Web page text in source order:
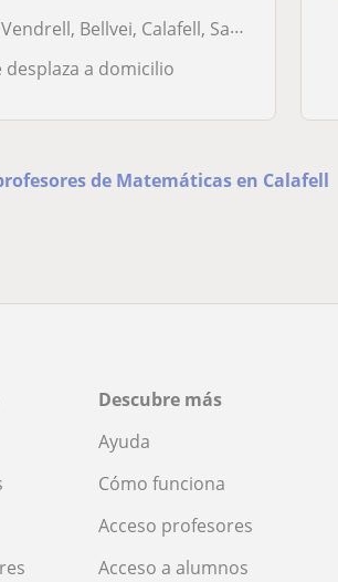
Bellvei, Calafell, Santa Oliva
desplaza a domicilio
de Matemáticas en Calafell
Descubre más
Ayuda
Cómo funciona
Acceso profesores
Acceso a alumnos